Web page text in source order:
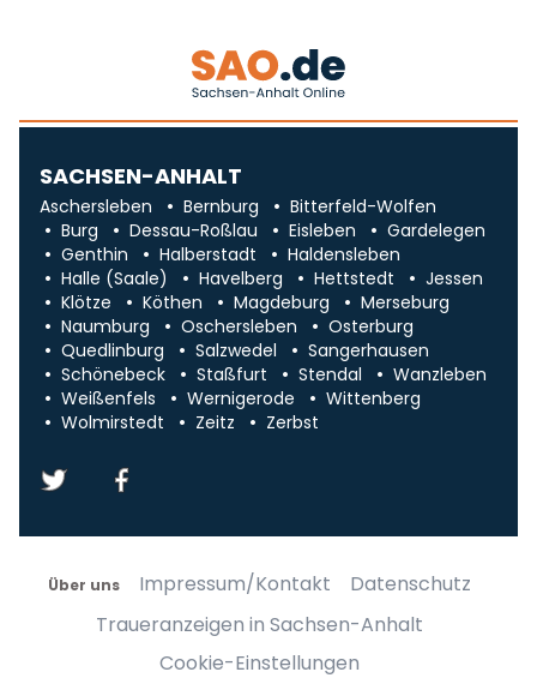
SACHSEN-ANHALT
Aschersleben Bernburg
Bitterfeld-Wolfen
Burg
Dessau-Roßlau Eisleben
Gardelegen
Genthin
Halberstadt
Haldensleben
Halle (Saale)
Havelberg Hettstedt
Jessen
Klötze
Köthen Magdeburg
Merseburg
Naumburg
Oschersleben
Osterburg
Quedlinburg
Salzwedel
Sangerhausen
Schönebeck
Staßfurt Stendal
Wanzleben
Weißenfels
Wernigerode
Wittenberg
Wolmirstedt
Zeitz Zerbst
Über uns Impressum/Kontakt
Datenschutz
Traueranzeigen in Sachsen-Anhalt
Cookie-Einstellungen